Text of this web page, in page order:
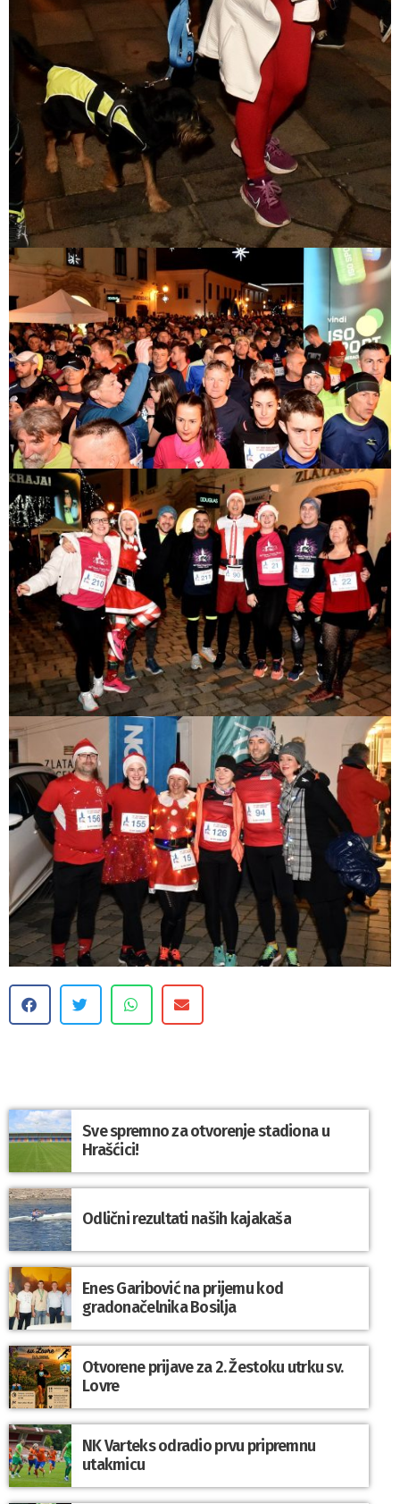
Sve spremno za otvorenje stadiona u
Hrašćici!
Odlični rezultati naših kajakaša
Enes Garibović na prijemu kod
gradonačelnika Bosilja
Otvorene prijave za 2. Žestoku utrku sv.
Lovre
NK Varteks odradio prvu pripremnu
utakmicu